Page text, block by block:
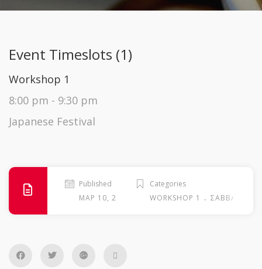
Event Timeslots (1)
Workshop 1
8:00 pm - 9:30 pm
Japanese Festival
Published
ΜΑΡ 10, 2026
Categories
WORKSHOP 1
. ΣΆΒΒΑΤΟ